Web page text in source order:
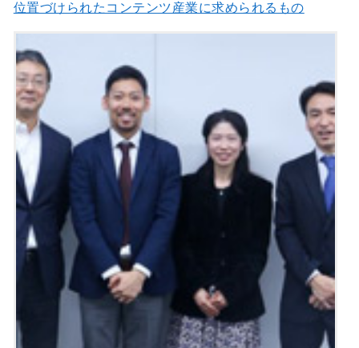
位置づけられたコンテンツ産業に求められるもの